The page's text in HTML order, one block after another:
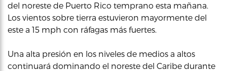
del noreste de Puerto Rico temprano esta mañana.
Los vientos sobre tierra estuvieron mayormente del
este a 15 mph con ráfagas más fuertes.
Una alta presión en los niveles de medios a altos
continuará dominando el noreste del Caribe durante